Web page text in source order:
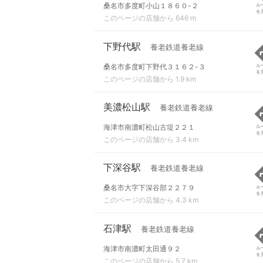
桑名市多度町小山１８６０-２
このページの店舗から 646 m
ル
を
下野代駅 養老鉄道養老線
桑名市多度町下野代３１６２-３
このページの店舗から 1.9 km
ル
を
美濃松山駅 養老鉄道養老線
海津市南濃町松山古堤２２１
このページの店舗から 3.4 km
ル
を
下深谷駅 養老鉄道養老線
桑名市大字下深谷部２２７９
このページの店舗から 4.3 km
ル
を
石津駅 養老鉄道養老線
海津市南濃町太田通９２
このページの店舗から 5.7 km
ル
を